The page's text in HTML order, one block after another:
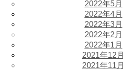
2022年5月
2022年4月
2022年3月
2022年2月
2022年1月
2021年12月
2021年11月